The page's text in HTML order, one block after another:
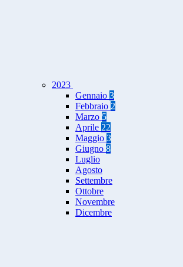
2023
Gennaio 3
Febbraio 2
Marzo 5
Aprile 22
Maggio 3
Giugno 8
Luglio
Agosto
Settembre
Ottobre
Novembre
Dicembre